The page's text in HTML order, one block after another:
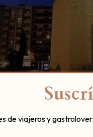
de viajeros y